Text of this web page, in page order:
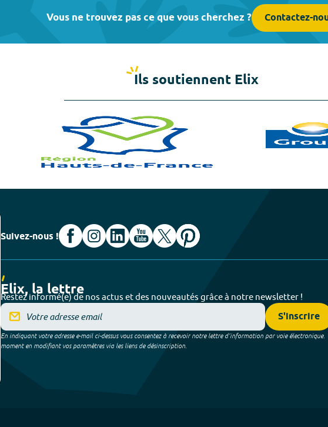
Vous ne trouvez pas ce que vous cherchez ? Contactez-
Ils soutiennent Elix
Suivez-nous !
Elix, la lettre
Restez informé(e) de nos actus et des nouveautés grâce à notre newsletter !
S'inscrire
En indiquant votre adresse e-mail ci-dessus vous consentez à recevoir notre lettre d’information par voie électronique.
moment en modifiant vos paramètres via les liens de désinscription.